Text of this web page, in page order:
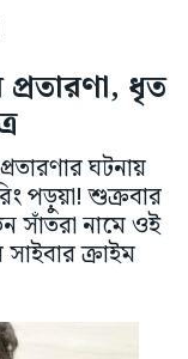
ধৃত
ঘটনায়
পড়ুয়া! শুক্রবার
সাঁতরা নামে ওই
সাইবার ক্রাইম